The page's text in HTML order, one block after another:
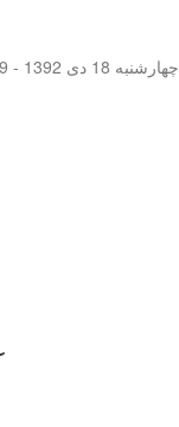
چهار‌شنبه 18 دی 1392 - 20:19